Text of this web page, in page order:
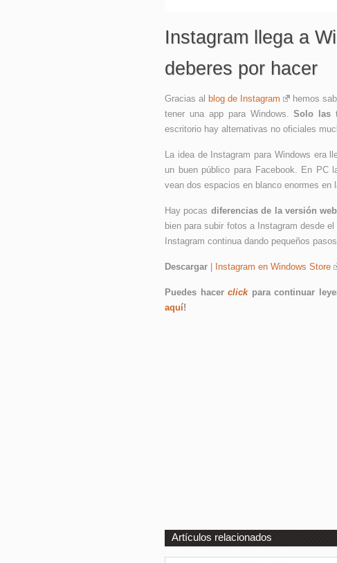
Instagram llega a
deberes por hacer
Gracias al blog de Instagram
hemos
tener una app para Windows.Solo las
escritorio hay alternativas no oficiales
La idea de Instagram para Windows era
un buen público para Facebook. En PC
vean dos espacios en blanco enormes en
Hay pocas diferencias de la versión
bien para subir fotos a Instagram desde
Instagram continua dando pequeños
Descargar Instagram en Windows Store
Puedes hacerclickpara continuar
aquí!
Artículos relacionados